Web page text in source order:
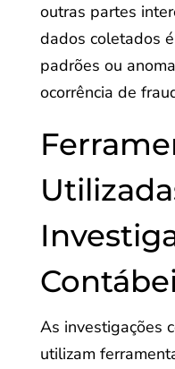
outras partes
dados coletados
padrões ou
ocorrência de
As investigações
utilizam